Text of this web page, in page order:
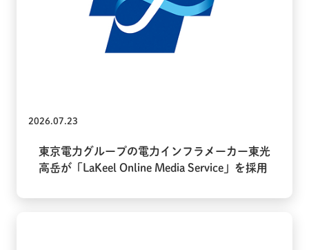
2026.07.23
東京電力グループの電力インフラメーカー東光
高岳が「LaKeel Online Media Service」を採用